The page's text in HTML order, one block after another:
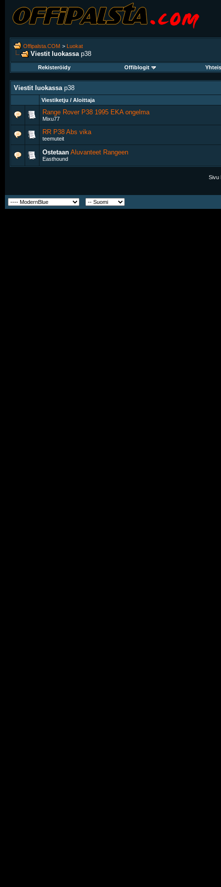
Offipalsta.COM > Luokat
Viestit luokassa p38
Rekisteröidy Offiblogit
Viestit luokassa p38
Viestiketju / Aloittaja
Range Rover P38 1995 EKA ongelma
Mixu77
RR P38 Abs vika
teemuteit
Ostetaan Aluvanteet Rangeen
Easthound
Sivu